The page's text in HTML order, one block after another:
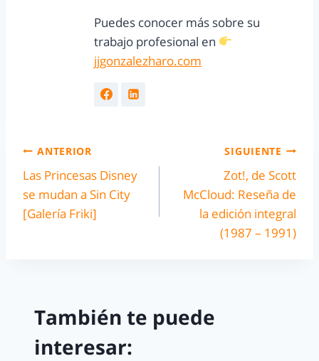
Puedes conocer más sobre su
trabajo profesional en
jjgonzalezharo.com
ANTERIOR
Las Princesas Disney
se mudan a Sin City
[Galería Friki]
SIGUIENTE
Zot!, de Scott
McCloud: Reseña de
la edición integral
(1987 – 1991)
También te puede
interesar: